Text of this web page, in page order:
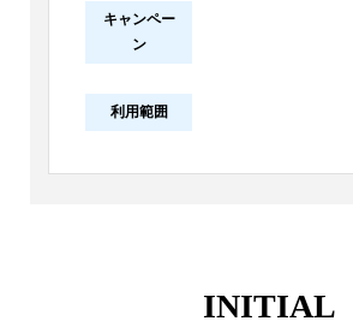
キャンペー
ン
利用範囲
INITIAL